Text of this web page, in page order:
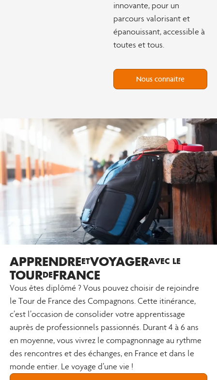
innovante, pour un
parcours valorisant et
épanouissant, accessible à
toutes et tous.
Nous connaitre
APPRENDREETVOYAGERAVEC LE
TOURDEFRANCE
Vous êtes diplômé ? Vous pouvez choisir de rejoindre
le Tour de France des Compagnons. Cette itinérance,
c’est l’occasion de consolider votre apprentissage
auprès de professionnels passionnés. Durant 4 à 6 ans
en moyenne, vous vivrez le compagnonnage au rythme
des rencontres et des échanges, en France et dans le
monde entier. Le voyage d’une vie !